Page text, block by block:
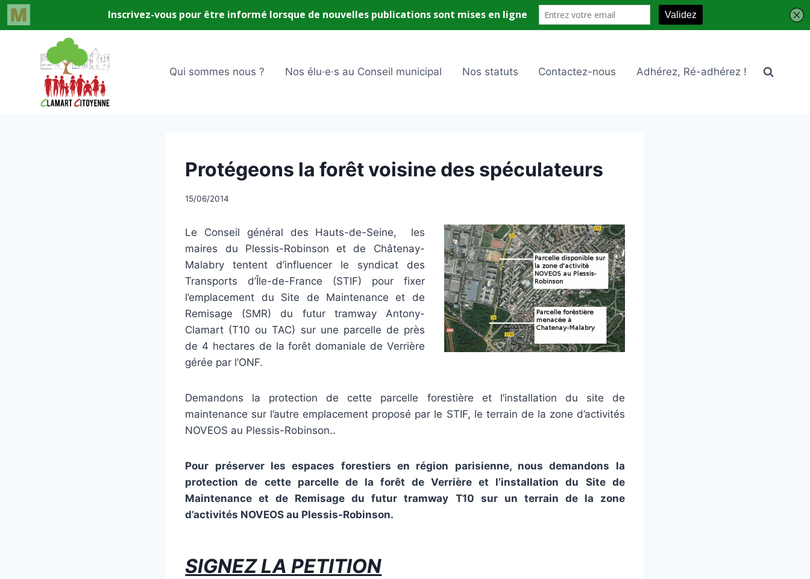
Qui sommes nous ? Nos élu·e·s au Conseil municipal Nos statuts Contactez-nous Adhérez, Ré-adhérez !
UNCATEGORIZED
Protégeons la forêt voisine des spéculateurs
Par
15/06/2014
Le Conseil général des Hauts-de-Seine, les
maires du Plessis-Robinson et de Châtenay-
Malabry tentent d’influencer le syndicat des
Transports d’Île-de-France (STIF) pour fixer
l’emplacement du Site de Maintenance et de
Remisage (SMR) du futur tramway Antony-
Clamart (T10 ou TAC) sur une parcelle de près
de 4 hectares de la forêt domaniale de Verrière
gérée par l’ONF.
Demandons la protection de cette parcelle forestière et l’installation du site de
maintenance sur l’autre emplacement proposé par le STIF, le terrain de la zone d’activités
NOVEOS au Plessis-Robinson..
Pour préserver les espaces forestiers en région parisienne, nous demandons la
protection de cette parcelle de la forêt de Verrière et l’installation du Site de
Maintenance et de Remisage du futur tramway T10 sur un terrain de la zone
d’activités NOVEOS au Plessis-Robinson.
SIGNEZ LA PETITION